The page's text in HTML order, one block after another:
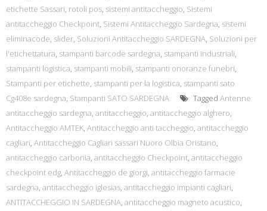
etichette Sassari, rotoli pos, sistemi antitaccheggio, Sistemi
antitaccheggio Checkpoint, Sistemi Antitaccheggio Sardegna, sistemi
eliminacode, slider, Soluzioni Antitaccheggio SARDEGNA, Soluzioni per
l'etichettatura, stampanti barcode sardegna, stampanti industriali,
stampanti logistica, stampanti mobili, stampanti onoranze funebri,
Stampanti per etichette, stampanti per la logistica, stampanti sato
Cg408e sardegna, Stampanti SATO SARDEGNA Tagged Antenne
antitaccheggio sardegna, antitaccheggio, antitaccheggio alghero,
Antitaccheggio AMTEK, Antitaccheggio anti taccheggio, antitaccheggio
cagliari, Antitaccheggio Cagliari sassari Nuoro Olbia Oristano,
antitaccheggio carbonia, antitaccheggio Checkpoint, antitaccheggio
checkpoint edg, Antitaccheggio de giorgi, antitaccheggio farmacie
sardegna, antitaccheggio iglesias, antitaccheggio impianti cagliari,
ANTITACCHEGGIO IN SARDEGNA, antitaccheggio magneto acustico,